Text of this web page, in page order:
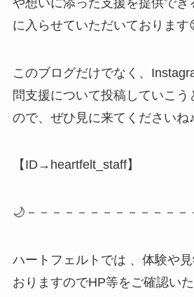
に入らせていただいております
このブログだけでなく、
問支援について投稿していこう
ので、ぜひ見に来てくださいね♪
【ID→heartfelt_staff】
🌙－－－－－－－－－－－－－
ハートフェルトでは 、体験や
おりますのでHP等をご確認い